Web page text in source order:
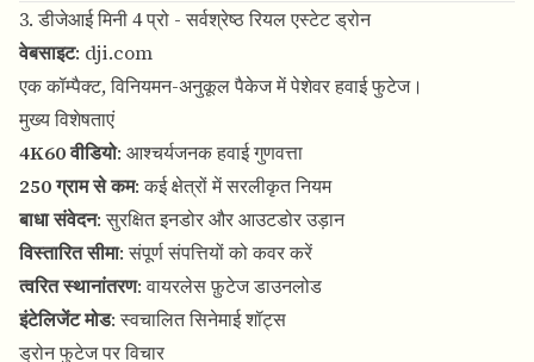
3. डीजेआई मिनी 4 प्रो - सर्वश्रेष्ठ रियल एस्टेट ड्रोन
वेबसाइट: dji.com
एक कॉम्पैक्ट, विनियमन-अनुकूल पैकेज में पेशेवर हवाई फुटेज।
मुख्य विशेषताएं
4K60 वीडियो: आश्चर्यजनक हवाई गुणवत्ता
250 ग्राम से कम: कई क्षेत्रों में सरलीकृत नियम
बाधा संवेदन: सुरक्षित इनडोर और आउटडोर उड़ान
विस्तारित सीमा: संपूर्ण संपत्तियों को कवर करें
त्वरित स्थानांतरण: वायरलेस फ़ुटेज डाउनलोड
इंटेलिजेंट मोड: स्वचालित सिनेमाई शॉट्स
ड्रोन फुटेज पर विचार